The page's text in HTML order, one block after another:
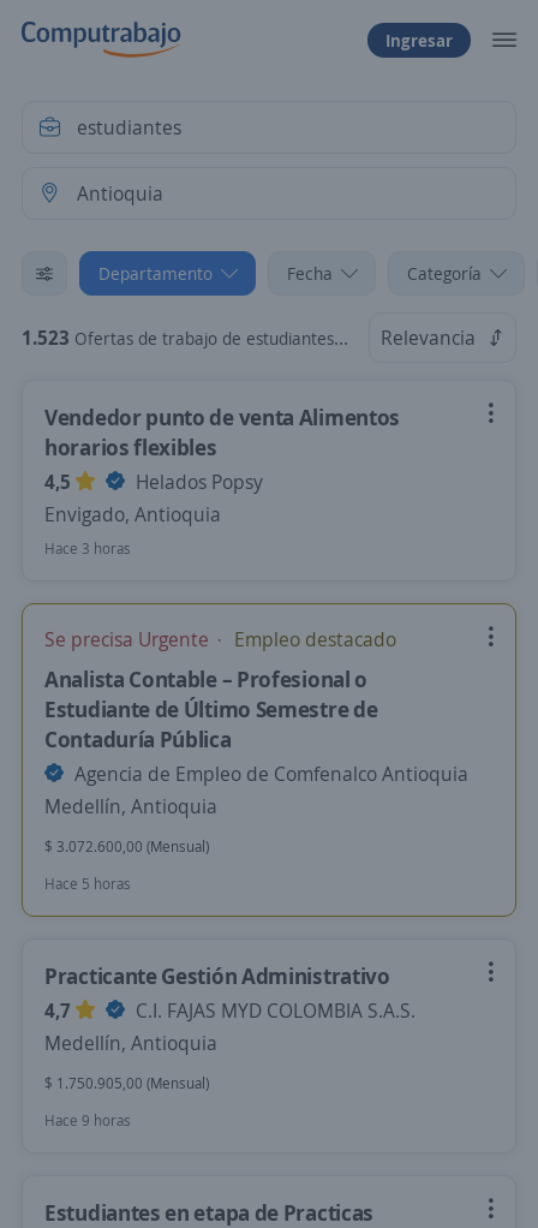
Ingresar
Departamento Fecha Categoría
1.523 Ofertas de trabajo de estudiantes en Antioquia Relevancia
Vendedor punto de venta Alimentos
horarios flexibles
4,5
Helados Popsy
Envigado, Antioquia
Hace 3 horas
Se precisa Urgente Empleo destacado
Analista Contable – Profesional o
Estudiante de Último Semestre de
Contaduría Pública
Agencia de Empleo de Comfenalco Antioquia
Medellín, Antioquia
$ 3.072.600,00 (Mensual)
Hace 5 horas
Practicante Gestión Administrativo
4,7
C.I. FAJAS MYD COLOMBIA S.A.S.
Medellín, Antioquia
$ 1.750.905,00 (Mensual)
Hace 9 horas
Estudiantes en etapa de Practicas